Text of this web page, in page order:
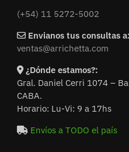
(+54) 11 5272-5002
Envianos tus consultas a:
ventas@arrichetta.com
¿Dónde estamos?:
Gral. Daniel Cerri 1074 –
CABA.
Horario: Lu-Vi: 9 a 17hs
Envíos a TODO el país